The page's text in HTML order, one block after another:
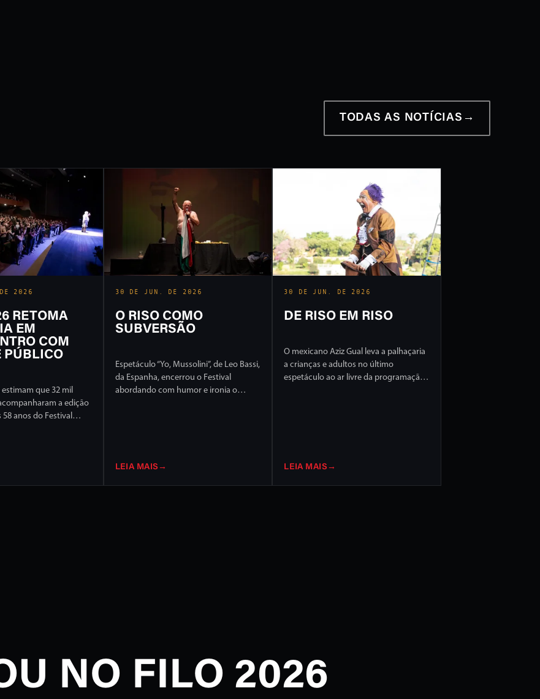
TODAS AS NOTÍCIAS →
2026
RETOMA
EM
COM
PÚBLICO
que 32 mil
a edição
anos do Festival
30 DE JUN. DE 2026
O RISO COMO
SUBVERSÃO
Espetáculo “Yo, Mussolini”, de Leo Bassi,
da Espanha, encerrou o Festival
abordando com humor e ironia o
LEIA MAIS →
30 DE JUN. DE 2026
DE RISO EM RISO
O mexicano Aziz Gual leva a palhaçaria
a crianças e adultos no último
espetáculo ao ar livre da programação
LEIA MAIS →
NO FILO 2026